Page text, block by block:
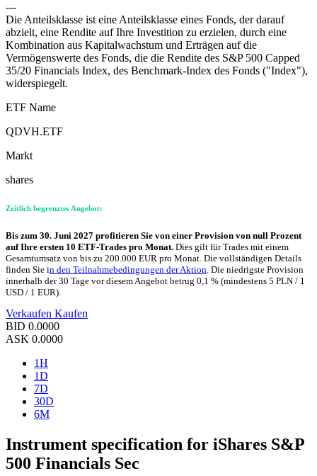
---
Die Anteilsklasse ist eine Anteilsklasse eines Fonds, der darauf
abzielt, eine Rendite auf Ihre Investition zu erzielen, durch eine
Kombination aus Kapitalwachstum und Erträgen auf die
Vermögenswerte des Fonds, die die Rendite des S&P 500 Capped
35/20 Financials Index, des Benchmark-Index des Fonds ("Index"),
widerspiegelt.
ETF Name
QDVH.ETF
Markt
shares
Zeitlich begrenztes Angebot:
Bis zum 30. Juni 2027 profitieren Sie von einer Provision von null Prozent
auf Ihre ersten 10 ETF-Trades pro Monat. Dies gilt für Trades mit einem
Gesamtumsatz von bis zu 200.000 EUR pro Monat. Die vollständigen Details
finden Sie in den Teilnahmebedingungen der Aktion. Die niedrigste Provision
innerhalb der 30 Tage vor diesem Angebot betrug 0,1 % (mindestens 5 PLN / 1
USD / 1 EUR).
Verkaufen Kaufen
BID 0.0000
ASK 0.0000
1H
1D
7D
30D
6M
Instrument specification for iShares S&P
500 Financials Sec